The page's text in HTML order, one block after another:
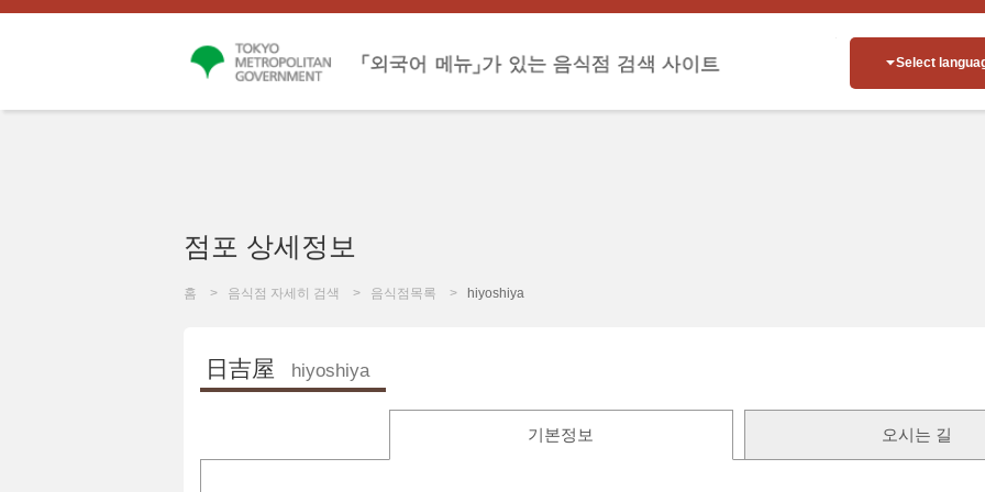
Select
점포 상세정보
홈 음식점 자세히 검색 음식점목록 hiyoshiya
日吉屋 hiyoshiya
기본정보 오시는 길